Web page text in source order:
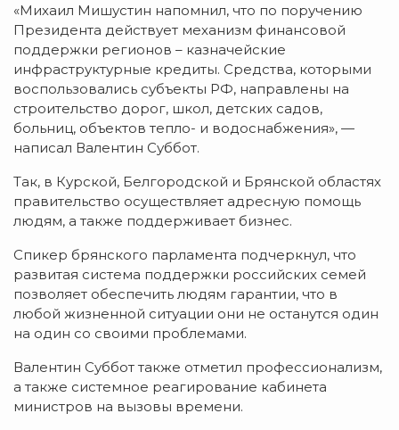
«Михаил Мишустин напомнил, что по поручению
Президента действует механизм финансовой
поддержки регионов – казначейские
инфраструктурные кредиты. Средства, которыми
воспользовались субъекты РФ, направлены на
строительство дорог, школ, детских садов,
больниц, объектов тепло- и водоснабжения», —
написал Валентин Суббот.
Так, в Курской, Белгородской и Брянской областях
правительство осуществляет адресную помощь
людям, а также поддерживает бизнес.
Спикер брянского парламента подчеркнул, что
развитая система поддержки российских семей
позволяет обеспечить людям гарантии, что в
любой жизненной ситуации они не останутся один
на один со своими проблемами.
Валентин Суббот также отметил профессионализм,
а также системное реагирование кабинета
министров на вызовы времени.